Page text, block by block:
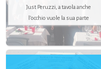
Just Peruzzi, a tavola anche
l’occhio vuole la sua parte